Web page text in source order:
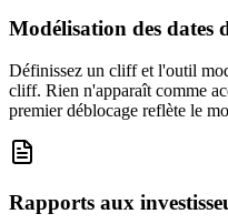
Modélisation des dates
Définissez un cliff et l'outil
cliff. Rien n'apparaît comme
premier déblocage reflète le
Rapports aux